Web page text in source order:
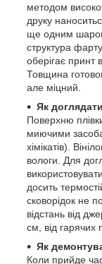
методом
друку
ще одним шаром
структура
оберігає принт
Товщина
але міцний.
Як
Поверхню
миючими
хімікатів).
вологи. Для
досить
сковорідок не
відстань від
см, від
Як
Коли прийде